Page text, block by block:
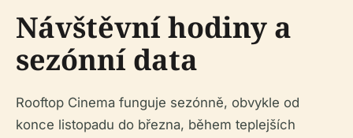
Návštěvní hodiny a
sezónní data
Rooftop Cinema funguje sezónně, obvykle od
konce listopadu do března, během teplejších